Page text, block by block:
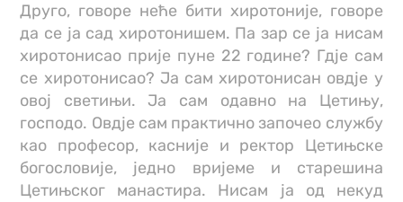
Друго, говоре неће бити хиротоније, говоре
да се ја сад хиротонишем. Па зар се ја нисам
хиротонисао прије пуне 22 године? Гдје сам
се хиротонисао? Ја сам хиротонисан овдје у
овој светињи. Ја сам одавно на Цетињу,
господо. Овдје сам практично започео службу
као професор, касније и ректор Цетињске
богословије, једно вријеме и старешина
Цетињског манастира. Нисам ја од некуд